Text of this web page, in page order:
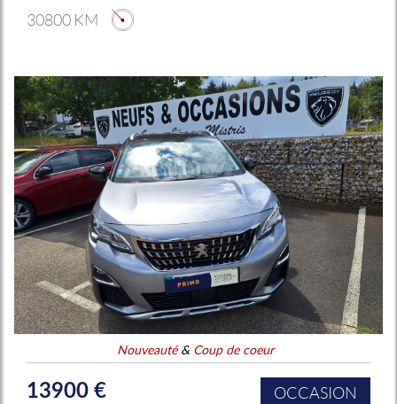
30800 KM
Nouveauté& Coup de coeur
13900 € OCCASION